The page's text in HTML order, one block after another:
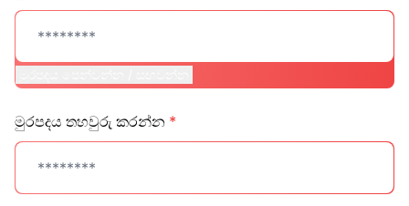
මුරපදය තහවුරු කරන්න *